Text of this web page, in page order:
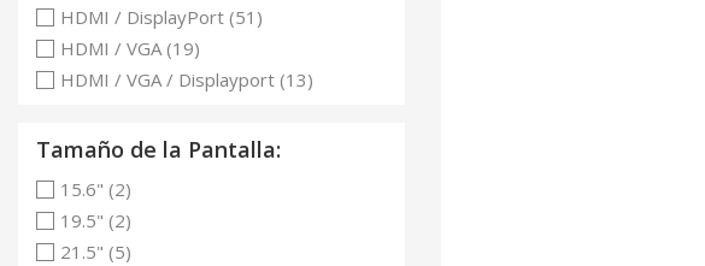
HDMI / DisplayPort (51)
HDMI / VGA (19)
HDMI / VGA / Displayport (13)
Tamaño de la Pantalla:
15.6" (2)
19.5" (2)
21.5" (5)